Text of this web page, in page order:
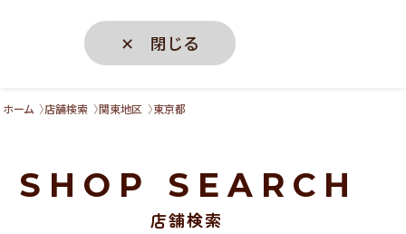
✕ 閉じる
ホーム 店舗検索 関東地区 東京都
SHOP SEARCH
店舗検索